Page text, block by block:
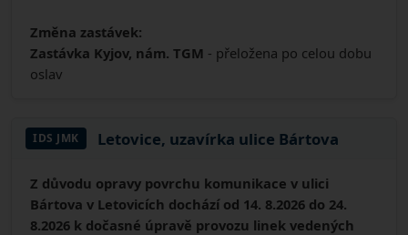
Změna zastávek:
Zastávka Kyjov, nám. TGM - přeložena po celou dobu
oslav
IDS JMK Letovice, uzavírka ulice Bártova
Z důvodu opravy povrchu komunikace v ulici
Bártova v Letovicích dochází od 14. 8.2026 do 24.
8.2026 k dočasné úpravě provozu linek vedených